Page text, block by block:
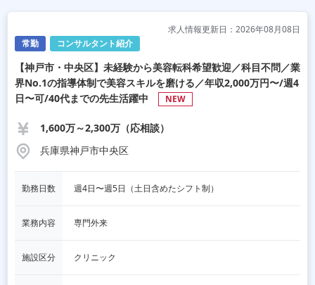
常勤 コンサルタント紹介
求人情報更新日：2026年08月08日
【神戸市・中央区】未経験から美容転科希望歓迎／科目不問／業
界No.1の指導体制で美容スキルを磨ける／年収2,000万円〜/週4
日〜可/40代までの先生活躍中
NEW
1,600万～2,300万（応相談）
兵庫県神戸市中央区
勤務日数 週4日〜週5日（土日含めたシフト制）
業務内容 専門外来
施設区分 クリニック